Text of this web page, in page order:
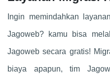
Ingin memindahkan
Jagoweb? kamu bisa
Jagoweb secara gratis!
biaya apapun, tim